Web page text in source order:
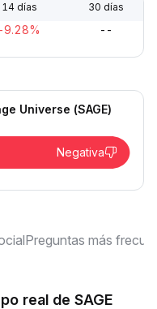
14 días 30 días
-9.28% --
Universe (SAGE)
Negativa
Preguntas más
real de SAGE